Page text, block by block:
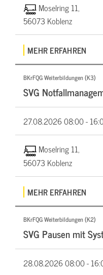
Moselring 11,
56073 Koblenz
MEHR ERFAHREN
BKrFQG Weiterbildungen (K3)
SVG
27.08.202608:00 -
Moselring 11,
56073 Koblenz
MEHR ERFAHREN
BKrFQG Weiterbildungen (K2)
SVG Pausen mit
28.08.202608:00 -